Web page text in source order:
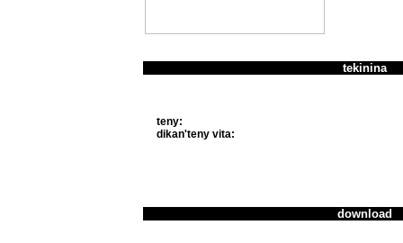
tekinina
teny:
dikan'teny vita:
download